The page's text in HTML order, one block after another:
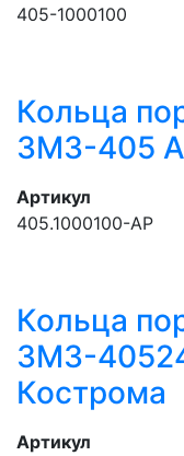
405-1000100
Кольца
ЗМЗ-405
Артикул
405.1000100-АР
Кольца
ЗМЗ-
Кострома
Артикул